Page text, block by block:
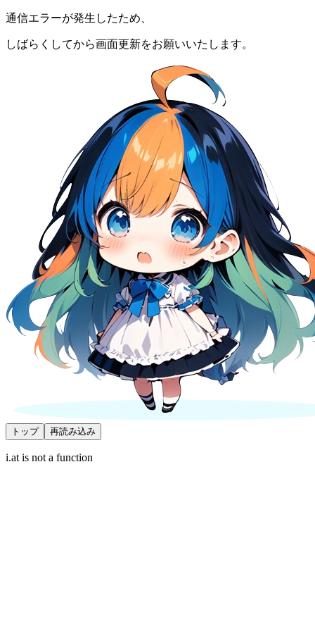
通信エラーが発生したため、
しばらくしてから画面更新をお願いいたします。
トップ 再読み込み
i.at is not a function